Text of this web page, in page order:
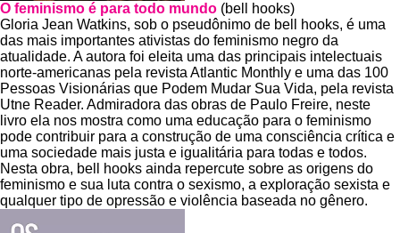
O feminismo é para todo mundo (bell hooks)
Gloria Jean Watkins, sob o pseudônimo de bell hooks, é uma
das mais importantes ativistas do feminismo negro da
atualidade. A autora foi eleita uma das principais intelectuais
norte-americanas pela revista Atlantic Monthly e uma das 100
Pessoas Visionárias que Podem Mudar Sua Vida, pela revista
Utne Reader. Admiradora das obras de Paulo Freire, neste
livro ela nos mostra como uma educação para o feminismo
pode contribuir para a construção de uma consciência crítica e
uma sociedade mais justa e igualitária para todas e todos.
Nesta obra, bell hooks ainda repercute sobre as origens do
feminismo e sua luta contra o sexismo, a exploração sexista e
qualquer tipo de opressão e violência baseada no gênero.